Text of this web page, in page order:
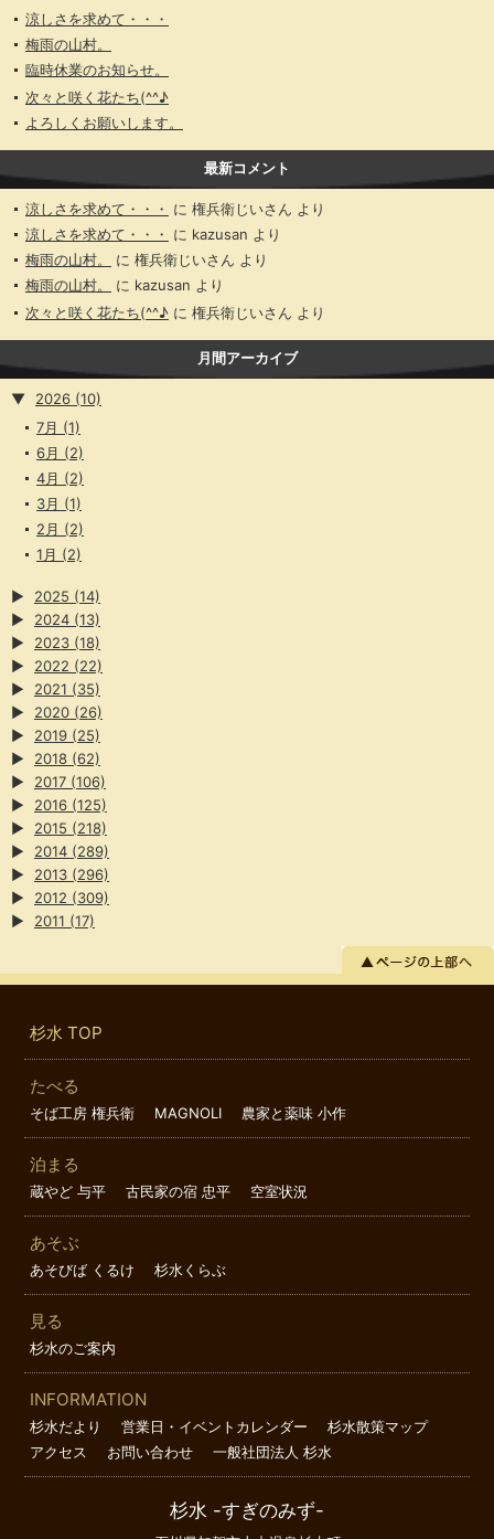
涼しさを求めて・・・
梅雨の山村。
臨時休業のお知らせ。
次々と咲く花たち(^^♪
よろしくお願いします。
最新コメント
涼しさを求めて・・・ に 権兵衛じいさん より
涼しさを求めて・・・
に kazusan より
梅雨の山村。
に 権兵衛じいさん より
梅雨の山村。
に kazusan より
次々と咲く花たち(^^♪ に 権兵衛じいさん より
月間アーカイブ
▼ 2026 (10)
7月 (1)
6月 (2)
4月 (2)
3月 (1)
2月 (2)
1月 (2)
▶ 2025 (14)
▶
2024 (13)
▶
2023 (18)
▶
2022 (22)
▶
2021 (35)
▶
2020 (26)
▶
2019 (25)
▶
2018 (62)
▶
2017 (106)
▶
2016 (125)
▶
2015 (218)
▶
2014 (289)
▶
2013 (296)
▶
2012 (309)
▶
2011 (17)
杉水 TOP
たべる
そば工房 権兵衛 MAGNOLI 農家と薬味 小作
泊まる
蔵やど 与平 古民家の宿 忠平 空室状況
あそぶ
あそびば くるけ 杉水くらぶ
見る
杉水のご案内
INFORMATION
杉水だより 営業日・イベントカレンダー
杉水散策マップ
アクセス
お問い合わせ 一般社団法人 杉水
杉水 -すぎのみず-